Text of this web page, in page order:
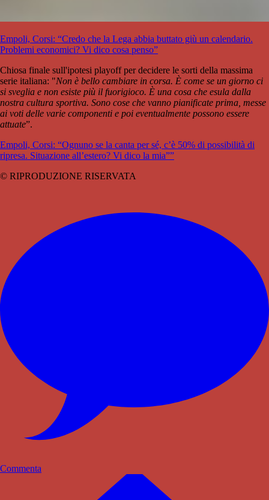
Empoli, Corsi: “Credo che la Lega abbia buttato giù un calendario.
Problemi economici? Vi dico cosa penso”
Chiosa finale sull'ipotesi playoff per decidere le sorti della massima
serie italiana: "Non è bello cambiare in corsa. È come se un giorno ci
si sveglia e non esiste più il fuorigioco. È una cosa che esula dalla
nostra cultura sportiva. Sono cose che vanno pianificate prima, messe
ai voti delle varie componenti e poi eventualmente possono essere
attuate”.
Empoli, Corsi: “Ognuno se la canta per sé, c’è 50% di possibilità di
ripresa. Situazione all’estero? Vi dico la mia””
© RIPRODUZIONE RISERVATA
Commenta